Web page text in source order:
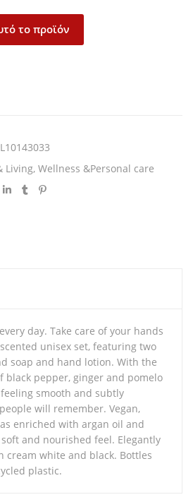
το προϊόν
Living, Wellness &Personal care
day. Take care of your hands
unisex set, featuring two
soap and hand lotion. With the
black pepper, ginger and pomelo
smooth and subtly
will remember. Vegan,
enriched with argan oil and
and nourished feel. Elegantly
cream white and black. Bottles
plastic.